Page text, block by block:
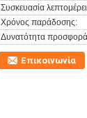
Συσκευασία
Χρόνος παράδοσης:
Δυνατότητα
Επικοινωνία